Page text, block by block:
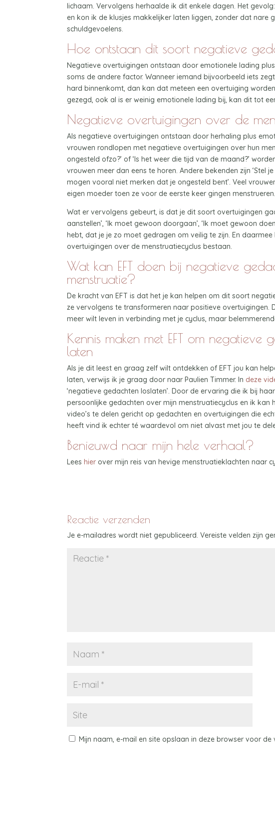
lichaam. Vervolgens herhaalde ik dit enkele dagen. Het
en kon ik de klusjes makkelijker laten liggen, zonder dat nare
schuldgevoelens.
Hoe ontstaan dit soort negatieve
Negatieve overtuigingen ontstaan door emotionele lading
soms de andere factor. Wanneer iemand bijvoorbeeld iets
hard binnenkomt, dan kan dat meteen een overtuiging
gezegd, ook al is er weinig emotionele lading bij, kan dit tot
Negatieve overtuigingen over de
Als negatieve overtuigingen ontstaan door herhaling plus
vrouwen rondlopen met negatieve overtuigingen over hun
ongesteld ofzo?’ of ‘Is het weer die tijd van de maand?’
vrouwen meer dan eens te horen. Andere bekenden zijn ‘Stel
mogen vooral niet merken dat je ongesteld bent’. Veel
eigen moeder toen ze voor de eerste keer gingen menstrueren.
Wat er vervolgens gebeurt, is dat je dit soort overtuigingen
aanstellen’, ‘Ik moet gewoon doorgaan’, ‘Ik moet gewoon
hebt, dat je je zo moet gedragen om veilig te zijn. En
overtuigingen over de menstruatiecyclus bestaan.
Wat kan EFT doen bij negatieve
menstruatie?
De kracht van EFT is dat het je kan helpen om dit soort
ze vervolgens te transformeren naar positieve overtuigingen.
meer wilt leven in verbinding met je cyclus, maar
Kennis maken met EFT om
laten
Als je dit leest en graag zelf wilt ontdekken of EFT jou kan
laten, verwijs ik je graag door naar Paulien Timmer. In deze
‘negatieve gedachten loslaten’. Door de ervaring die ik bij
persoonlijke gedachten over mijn menstruatiecyclus en ik
video’s te delen gericht op gedachten en overtuigingen die
heeft vind ik echter té waardevol om niet alvast met jou te
Benieuwd naar mijn hele verhaal?
Leeshier over mijn reis van hevige menstruatieklachten naar
Reactie verzenden
Je e-mailadres wordt niet gepubliceerd. Vereiste velden zijn
Mijn naam, e-mail en site opslaan in deze browser voor